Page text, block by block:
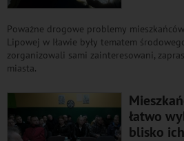
Poważne drogowe problemy
Lipowej w Iławie były tematem
zorganizowali sami zainteresowani,
miasta.
łatwo
blisko